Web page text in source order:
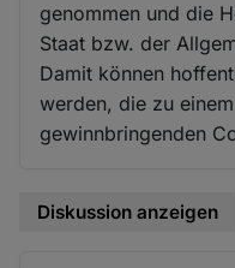
genommen und die
Staat bzw. der
Damit können
werden, die zu
gewinnbringenden
Diskussion anzeigen